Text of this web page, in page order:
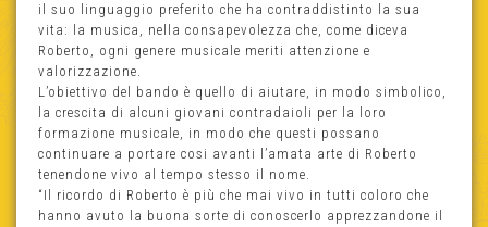
il suo linguaggio preferito che ha contraddistinto la sua
vita: la musica, nella consapevolezza che, come diceva
Roberto, ogni genere musicale meriti attenzione e
valorizzazione.
L’obiettivo del bando è quello di aiutare, in modo simbolico,
la crescita di alcuni giovani contradaioli per la loro
formazione musicale, in modo che questi possano
continuare a portare cosi avanti l’amata arte di Roberto
tenendone vivo al tempo stesso il nome.
“Il ricordo di Roberto è più che mai vivo in tutti coloro che
hanno avuto la buona sorte di conoscerlo apprezzandone il